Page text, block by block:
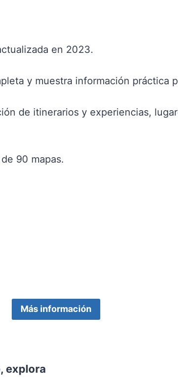
en 2023.
y muestra información práctica
de itinerarios y experiencias,
90 mapas.
Más información
explora